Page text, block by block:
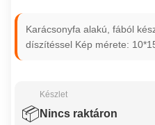
Karácsonyfa alakú, fából
díszítéssel Kép mérete:
📦
Készlet
Nincs raktáron